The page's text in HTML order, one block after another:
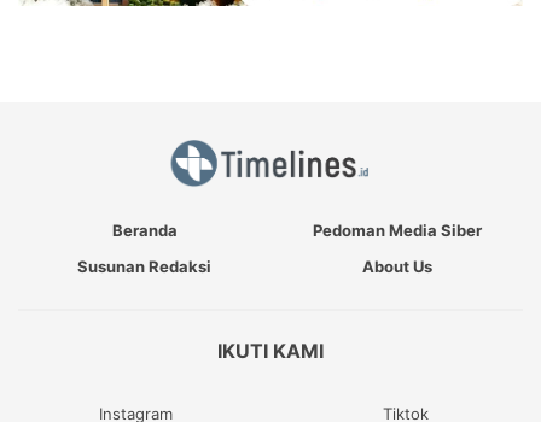
Beranda
Pedoman Media Siber
Susunan Redaksi
About Us
IKUTI KAMI
Instagram Tiktok